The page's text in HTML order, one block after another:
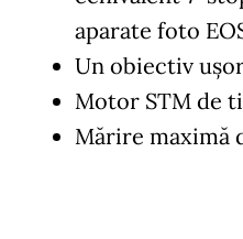
aparate foto
Un obiectiv
Motor STM de
Mărire maximă